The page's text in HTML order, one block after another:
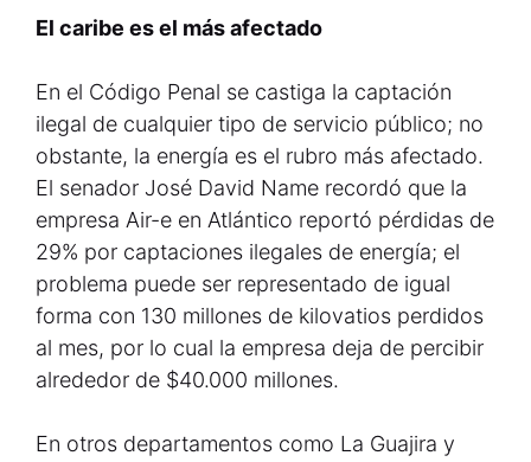
El caribe es el más afectado
En el Código Penal se castiga la captación
ilegal de cualquier tipo de servicio público; no
obstante, la energía es el rubro más afectado.
El senador José David Name recordó que la
empresa Air-e en Atlántico reportó pérdidas de
29% por captaciones ilegales de energía; el
problema puede ser representado de igual
forma con 130 millones de kilovatios perdidos
al mes, por lo cual la empresa deja de percibir
alrededor de $40.000 millones.
En otros departamentos como La Guajira y